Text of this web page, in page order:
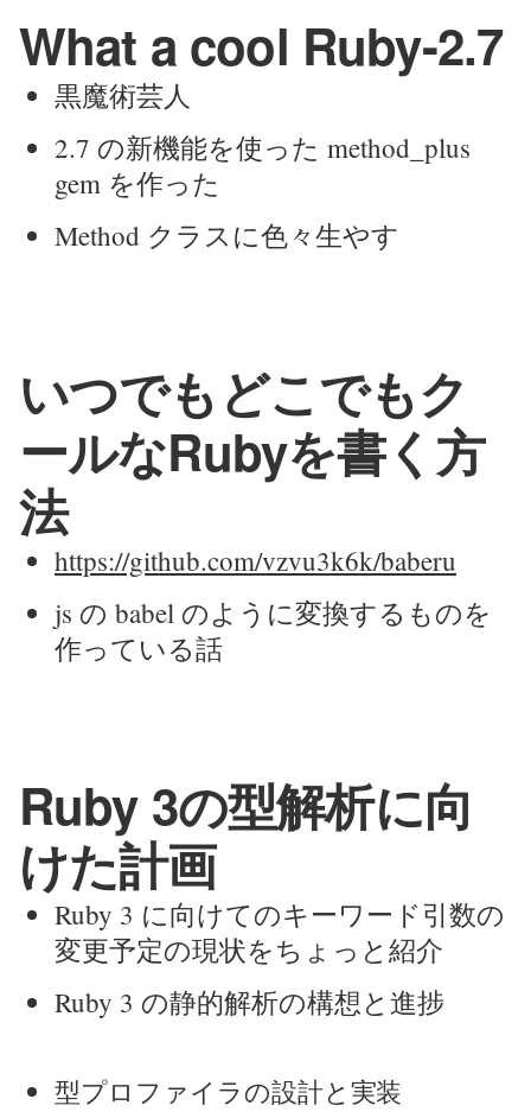
What a cool Ruby-2.7
黒魔術芸人
2.7 の新機能を使った method_plus
gem を作った
Method クラスに色々生やす
いつでもどこでもク
ールなRubyを書く方
法
https://github.com/vzvu3k6k/baberu
js の babel のように変換するものを
作っている話
Ruby 3の型解析に向
けた計画
Ruby 3 に向けてのキーワード引数の
変更予定の現状をちょっと紹介
Ruby 3 の静的解析の構想と進捗
型プロファイラの設計と実装